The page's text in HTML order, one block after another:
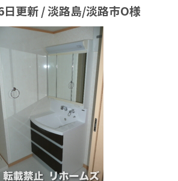
更新 / 淡路島/淡路市O様